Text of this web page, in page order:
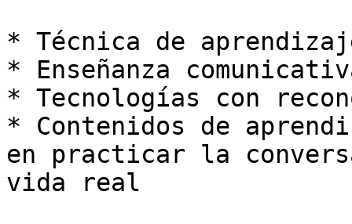
* Técnica de
* Enseñanza
* Tecnologías con
* Contenidos de
en practicar la
vida real